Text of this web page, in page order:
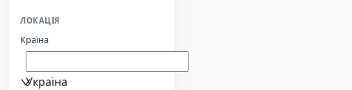
ЛОКАЦІЯ
Країна
Україна